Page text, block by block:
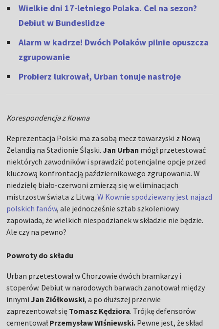
Wielkie dni 17-letniego Polaka. Cel na sezon?
Debiut w Bundeslidze
Alarm w kadrze! Dwóch Polaków pilnie opuszcza
zgrupowanie
Probierz lukrował, Urban tonuje nastroje
Korespondencja z Kowna
Reprezentacja Polski ma za sobą mecz towarzyski z Nową
Zelandią na Stadionie Śląski. Jan Urban mógł przetestować
niektórych zawodników i sprawdzić potencjalne opcje przed
kluczową konfrontacją październikowego zgrupowania. W
niedzielę biało-czerwoni zmierzą się w eliminacjach
mistrzostw świata z Litwą.W Kownie spodziewany jest najazd
polskich fanów, ale jednocześnie sztab szkoleniowy
zapowiada, że wielkich niespodzianek w składzie nie będzie.
Ale czy na pewno?
Powroty do składu
Urban przetestował w Chorzowie dwóch bramkarzy i
stoperów. Debiut w narodowych barwach zanotował między
innymi Jan Ziółkowski, a po dłuższej przerwie
zaprezentował się Tomasz Kędziora. Trójkę defensorów
cementowałPrzemysław WIśniewski. Pewne jest, że skład